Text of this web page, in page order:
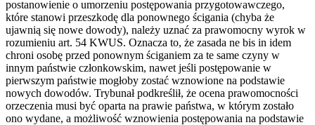
postanowienie o umorzeniu postępowania przygotowawczego,
które stanowi przeszkodę dla ponownego ścigania (chyba że
ujawnią się nowe dowody), należy uznać za prawomocny wyrok w
rozumieniu art. 54 KWUS. Oznacza to, że zasada ne bis in idem
chroni osobę przed ponownym ściganiem za te same czyny w
innym państwie członkowskim, nawet jeśli postępowanie w
pierwszym państwie mogłoby zostać wznowione na podstawie
nowych dowodów. Trybunał podkreślił, że ocena prawomocności
orzeczenia musi być oparta na prawie państwa, w którym zostało
ono wydane, a możliwość wznowienia postępowania na podstawie